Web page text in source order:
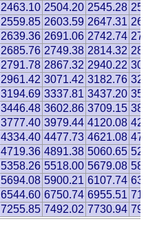
2463.10 2504.20 2545.28
2559.85 2603.59 2647.31
2639.36 2691.06 2742.74
2685.76 2749.38 2814.32
2791.78 2867.32 2940.22
2961.42 3071.42 3182.76
3194.69 3337.81 3437.20
3446.48 3602.86 3709.15
3777.40 3979.44 4120.08
4334.40 4477.73 4621.08
4719.36 4891.38 5060.65
5358.26 5518.00 5679.08
5694.08 5900.21 6107.74
6544.60 6750.74 6955.51
7255.85 7492.02 7730.94